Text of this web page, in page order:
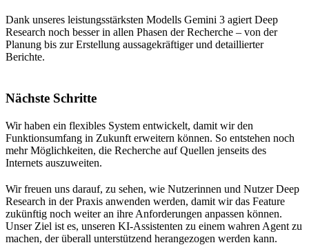
Dank unseres leistungsstärksten Modells Gemini 3 agiert Deep
Research noch besser in allen Phasen der Recherche – von der
Planung bis zur Erstellung aussagekräftiger und detaillierter
Berichte.
Nächste Schritte
Wir haben ein flexibles System entwickelt, damit wir den
Funktionsumfang in Zukunft erweitern können. So entstehen noch
mehr Möglichkeiten, die Recherche auf Quellen jenseits des
Internets auszuweiten.
Wir freuen uns darauf, zu sehen, wie Nutzerinnen und Nutzer Deep
Research in der Praxis anwenden werden, damit wir das Feature
zukünftig noch weiter an ihre Anforderungen anpassen können.
Unser Ziel ist es, unseren KI-Assistenten zu einem wahren Agent zu
machen, der überall unterstützend herangezogen werden kann.